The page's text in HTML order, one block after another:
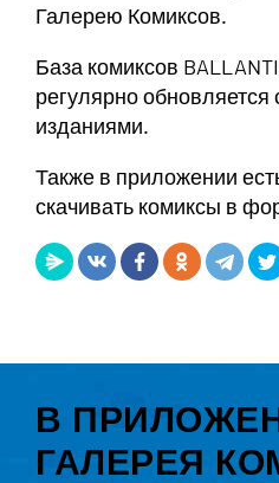
Галерею Комиксов.
База комиксов
регулярно
изданиями.
Также в приложении
скачивать комиксы в
В
ГАЛЕРЕЯ